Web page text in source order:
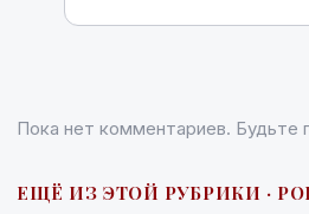
Пока нет комментариев. Будьте
ЕЩЁ ИЗ ЭТОЙ РУБРИКИ ·